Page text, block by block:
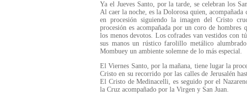
Ya el Jueves Santo, por la tarde, se celebran los
Al caer la noche, es la Dolorosa quien,
en procesión siguiendo la imagen del Cristo
procesión es acompañada por un coro de hombres
los menos devotos. Los cofrades van vestidos con
sus manos un rústico farolillo metálico
Mombuey un ambiente solemne de lo más especial.
El Viernes Santo, por la mañana, tiene lugar la
Cristo en su recorrido por las calles de Jerusalén
El Cristo de Medinacelli, es seguido por el
la Cruz acompañado por la Virgen y San Juan.